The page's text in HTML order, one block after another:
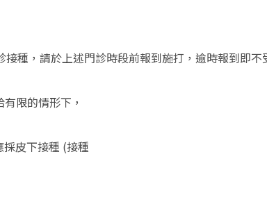
種，請於上述門診時段前報到施打，逾時報到即不
限的情形下，
皮下接種 (接種